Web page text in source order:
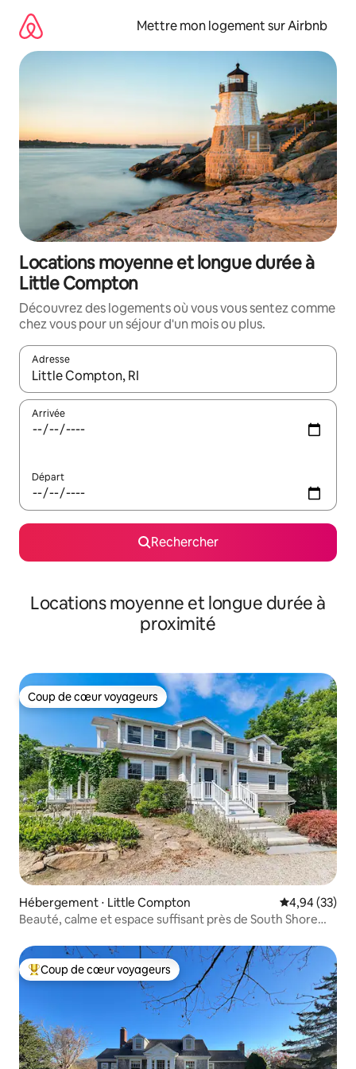
directement
contenu
Mettre mon logement sur Airbnb
Locations moyenne et longue durée à
Little Compton
Découvrez des logements où vous vous sentez comme
chez vous pour un séjour d'un mois ou plus.
Adresse
Lorsque les résultats s'affichent, utilisez les flèches vers le
Arrivée
Départ
Rechercher
Locations moyenne et longue durée à
proximité
Coup de cœur voyageurs
Coup de cœur voyageurs
Hébergement ⋅ Little Compton Évaluation
4,94 (33)
Beauté, calme et espace suffisant près de South Shore
Coups de cœur voyageurs les plus appréciés
Coup de cœur voyageurs